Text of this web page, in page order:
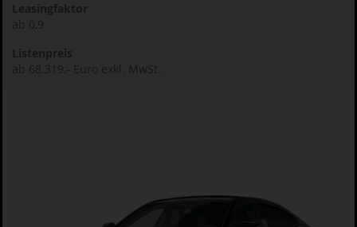
Leasingfaktor
ab 0,9
Listenpreis
ab 68.319,- Euro exkl. MwSt.